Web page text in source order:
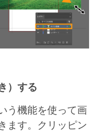
）する
う機能を使って画
ます。クリッピン